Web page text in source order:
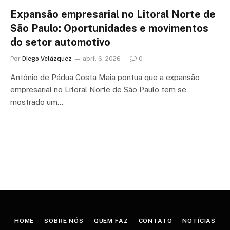
Expansão empresarial no Litoral Norte de
São Paulo: Oportunidades e movimentos
do setor automotivo
Por Diego Velázquez abril 6, 2026 0
Antônio de Pádua Costa Maia pontua que a expansão
empresarial no Litoral Norte de São Paulo tem se
mostrado um…
HOME SOBRE NÓS QUEM FAZ CONTATO NOTÍCIAS